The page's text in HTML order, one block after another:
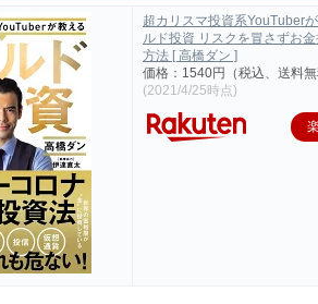
超カリスマ投資系YouTuber
ルド投資 リスクを冒さずお
方法 [ 高橋ダン ]
価格：1540円（税込、送料
(2021/4/25時点)